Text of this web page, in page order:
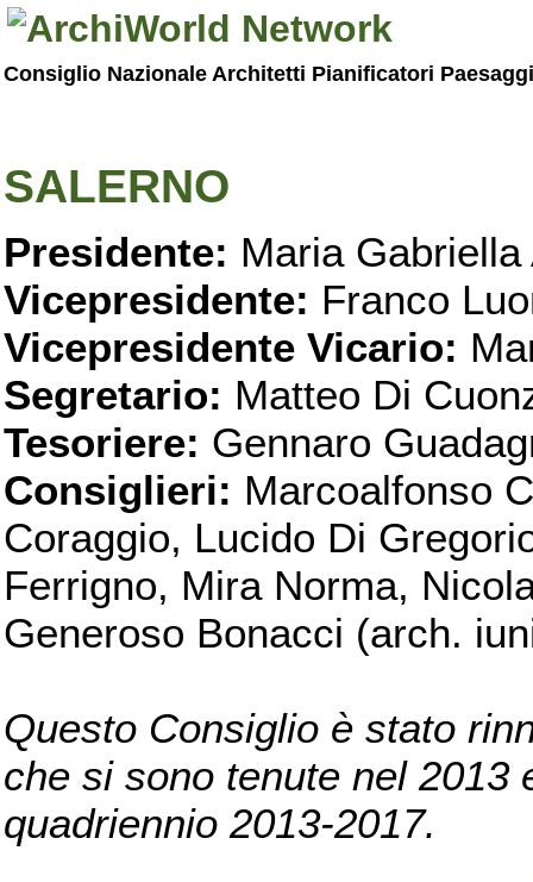
Consiglio Nazionale Architetti Pianificatori
SALERNO
Presidente: Maria Gabriella
Vicepresidente: Franco
Vicepresidente Vicario:
Segretario: Matteo Di
Tesoriere: Gennaro
Consiglieri: Marcoalfonso
Coraggio, Lucido Di
Ferrigno, Mira Norma,
Generoso Bonacci (arch.
Questo Consiglio è stato
che si sono tenute nel 2013
quadriennio 2013-2017.